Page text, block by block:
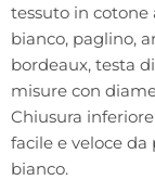
tessuto in cotone
bianco, paglino,
bordeaux, testa
misure con
Chiusura
facile e veloce
bianco.